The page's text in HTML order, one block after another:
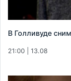
В Голливуде
21:00 | 13.08